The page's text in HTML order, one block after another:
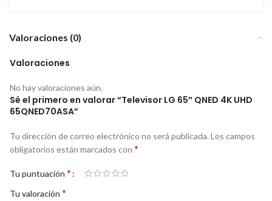
Valoraciones (0)
Valoraciones
No hay valoraciones aún.
Sé el primero en valorar “Televisor LG 65″ QNED 4K UHD
65QNED70ASA”
Tu dirección de correo electrónico no será publicada. Los campos
obligatorios están marcados con *
Tu puntuación *
Tu valoración *